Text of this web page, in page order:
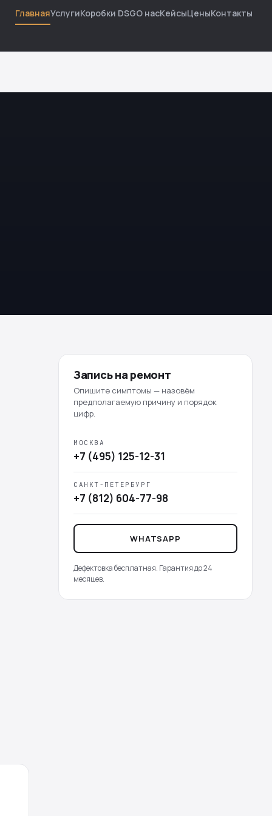
ГлавнаяУслугиКоробки DSGО насКейсыЦеныКонтакты
Запись на ремонт
Опишите симптомы — назовём
предполагаемую причину и порядок
цифр.
МОСКВА
+7 (495) 125-12-31
САНКТ-ПЕТЕРБУРГ
+7 (812) 604-77-98
WHATSAPP
Дефектовка бесплатная. Гарантия до 24
месяцев.